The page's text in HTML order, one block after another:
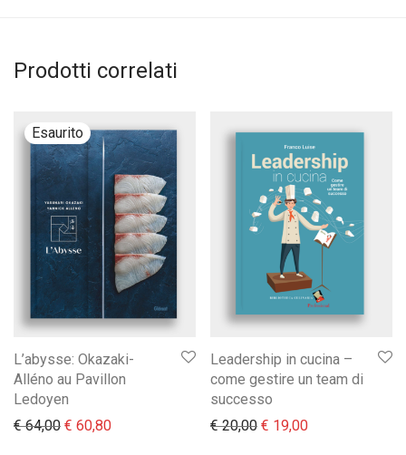
Prodotti correlati
L’abysse: Okazaki-
Alléno au Pavillon
Ledoyen
€64,00 Il prezzo originale era: € 64,00.
€ 60,80Il prezzo attuale è: € 60,80.
Leadership in cucina –
come gestire un team di
successo
€20,00 Il prezzo originale era:
€ 19,00Il prezzo